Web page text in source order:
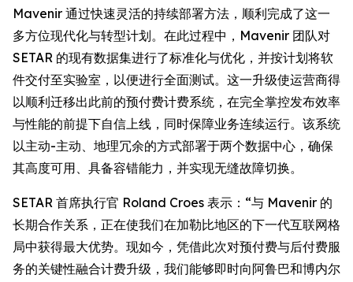
Mavenir 通过快速灵活的持续部署方法，顺利完成了这一
多方位现代化与转型计划。在此过程中，Mavenir 团队对
SETAR 的现有数据集进行了标准化与优化，并按计划将软
件交付至实验室，以便进行全面测试。这一升级使运营商得
以顺利迁移出此前的预付费计费系统，在完全掌控发布效率
与性能的前提下自信上线，同时保障业务连续运行。该系统
以主动-主动、地理冗余的方式部署于两个数据中心，确保
其高度可用、具备容错能力，并实现无缝故障切换。
SETAR 首席执行官 Roland Croes 表示：“与 Mavenir 的
长期合作关系，正在使我们在加勒比地区的下一代互联网格
局中获得最大优势。现如今，凭借此次对预付费与后付费服
务的关键性融合计费升级，我们能够即时向阿鲁巴和博内尔